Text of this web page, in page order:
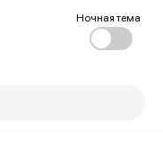
Ночная тема